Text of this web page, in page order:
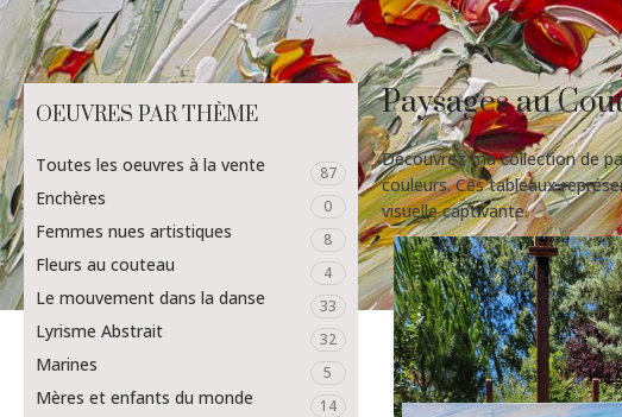
OEUVRES PAR THÈME
Toutes les oeuvres à la vente 87
Enchères 0
Femmes nues artistiques 8
Fleurs au couteau 4
Le mouvement dans la danse 33
Lyrisme Abstrait 32
Marines 5
Mères et enfants du monde 14
Paysages au
Découvrez ma collection de
couleurs. Ces tableaux
visuelle captivante.